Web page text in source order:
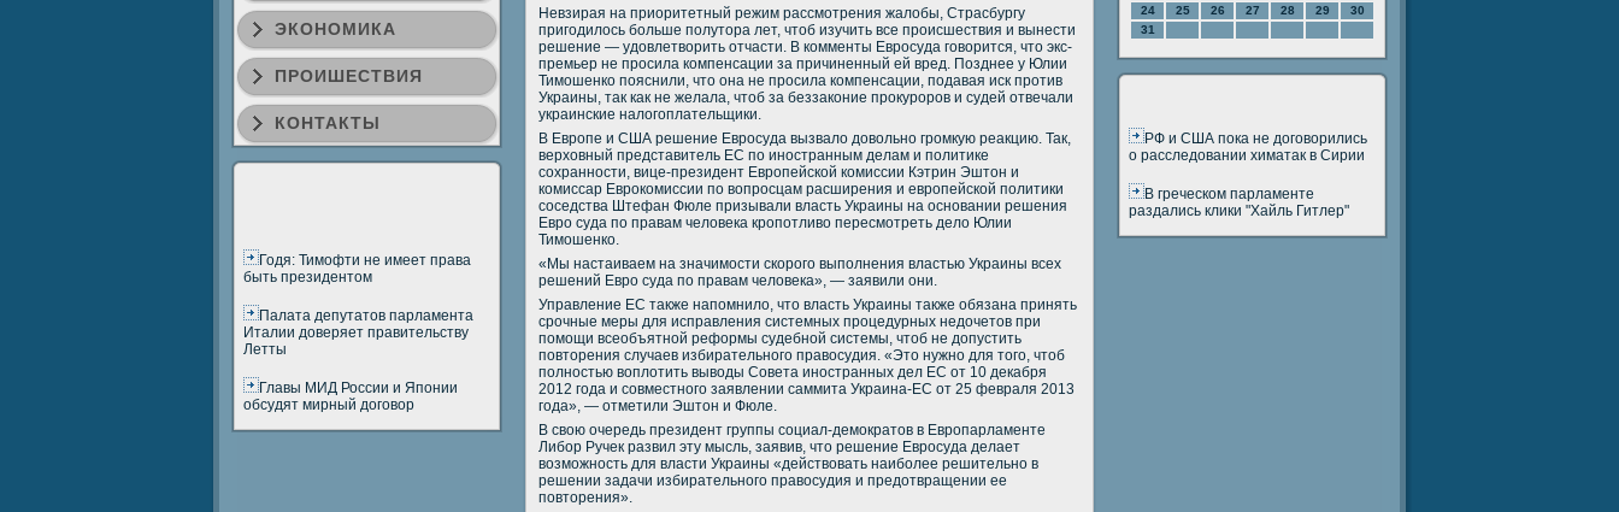
ЭКОНОМИКА
ПРОИШЕСТВИЯ
КОНТАКТЫ
Годя: Тимофти не имеет права
быть президентом
Палата депутатов парламента
Италии доверяет правительству
Летты
Главы МИД России и Японии
обсудят мирный договор
Невзирая на приоритетный режим рассмотрения жалобы, Страсбургу
пригодилось больше полутора лет, чтоб изучить все происшествия и вынести
решение — удовлетворить отчасти. В комменты Евросуда говорится, что экс-
премьер не просила компенсации за причиненный ей вред. Позднее у Юлии
Тимошенко пояснили, что она не просила компенсации, подавая иск против
Украины, так как не желала, чтоб за беззаконие прокуроров и судей отвечали
украинские налогоплательщики.
В Европе и США решение Евросуда вызвало довольно громкую реакцию. Так,
верховный представитель ЕС по иностранным делам и политике
сохранности, вице-президент Европейской комиссии Кэтрин Эштон и
комиссар Еврокомиссии по вопросцам расширения и европейской политики
соседства Штефан Фюле призывали власть Украины на основании решения
Евро суда по правам человека кропотливо пересмотреть дело Юлии
Тимошенко.
«Мы настаиваем на значимости скорого выполнения властью Украины всех
решений Евро суда по правам человека», — заявили они.
Управление ЕС также напомнило, что власть Украины также обязана принять
срочные меры для исправления системных процедурных недочетов при
помощи всеобъятной реформы судебной системы, чтоб не допустить
повторения случаев избирательного правосудия. «Это нужно для того, чтоб
полностью воплотить выводы Совета иностранных дел ЕС от 10 декабря
2012 года и совместного заявлении саммита Украина-ЕС от 25 февраля 2013
года», — отметили Эштон и Фюле.
В свою очередь президент группы социал-демократов в Европарламенте
Либор Ручек развил эту мысль, заявив, что решение Евросуда делает
возможность для власти Украины «действовать наиболее решительно в
решении задачи избирательного правосудия и предотвращении ее
повторения».
24
25 26 27 28 29
30
31
РФ и США пока не договорились
о расследовании химатак в Сирии
В греческом парламенте
раздались клики "Хайль Гитлер"